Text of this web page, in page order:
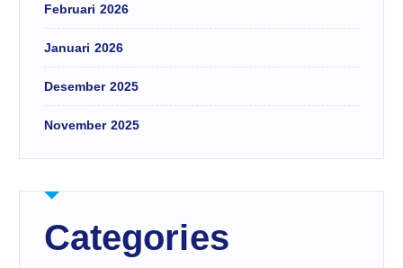
Februari 2026
Januari 2026
Desember 2025
November 2025
Categories